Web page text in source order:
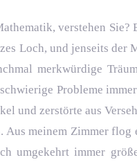
verstehen Sie?
Loch, und jenseits der
merkwürdige
Probleme
und zerstörte aus
meinem Zimmer flog
umgekehrt immer